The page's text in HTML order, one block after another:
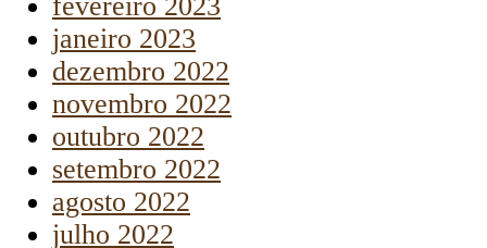
janeiro 2023
dezembro 2022
novembro 2022
outubro 2022
setembro 2022
agosto 2022
julho 2022